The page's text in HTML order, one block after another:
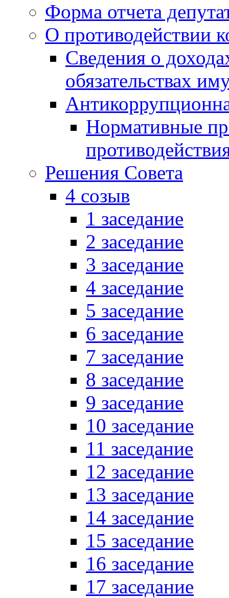
Форма отчета
О противодействии
Сведения о
обязательствах
Нормативные
Решения Совета
4 созыв
1 заседание
2 заседание
3 заседание
4 заседание
5 заседание
6 заседание
7 заседание
8 заседание
9 заседание
10 заседание
11 заседание
12 заседание
13 заседание
14 заседание
15 заседание
16 заседание
17 заседание